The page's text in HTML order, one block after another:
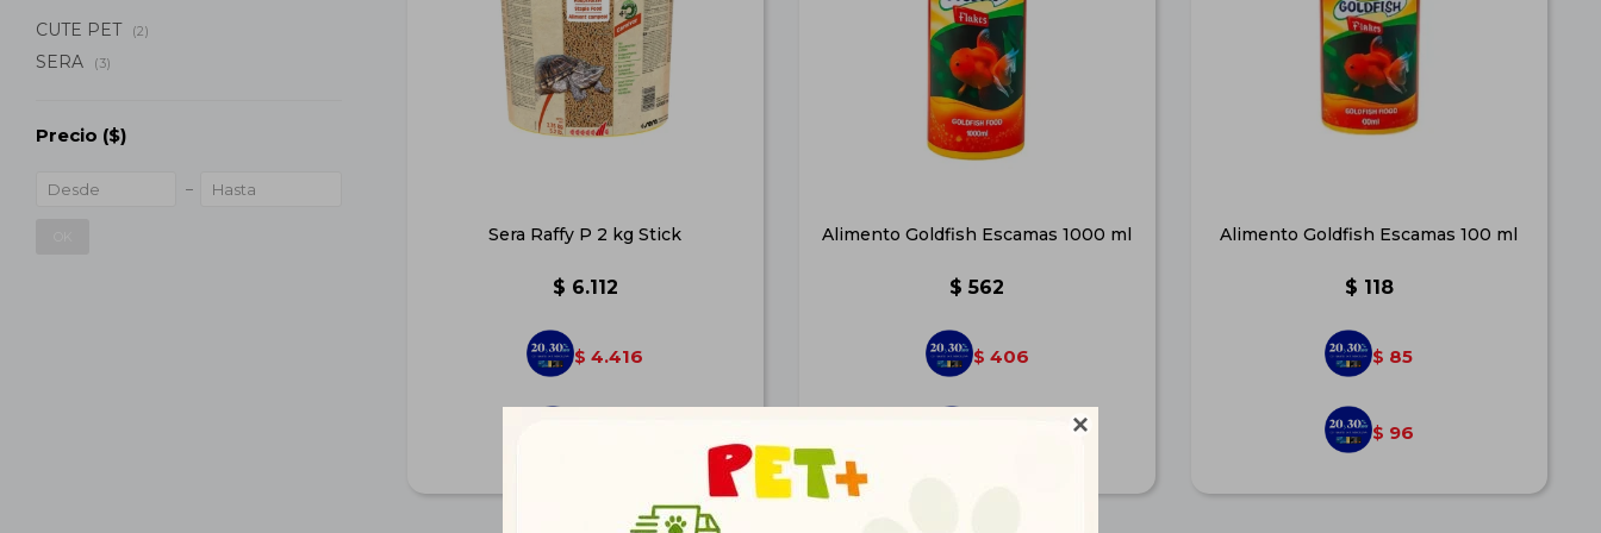

Sera Raffy P 2 kg Stick
$ 6.112
$ 4.416
Alimento Goldfish Escamas 1000 ml
$ 562
$ 406
Alimento Goldfish Escamas 100 ml
$ 118
$ 85
$ 96
CUTE PET (2)
SERA (3)
Precio ($)